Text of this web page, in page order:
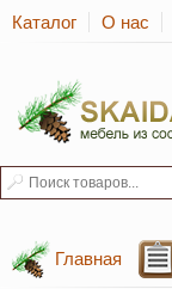
Каталог О нас
Главная